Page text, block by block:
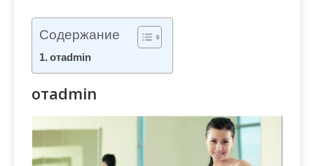
Содержание
отadmin
отadmin